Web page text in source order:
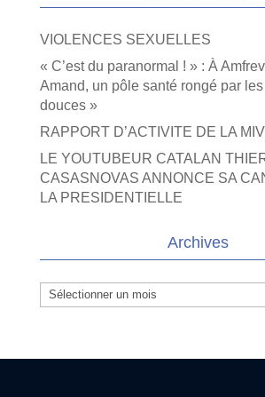
VIOLENCES SEXUELLES
« C’est du paranormal ! » : À
Amand, un pôle santé rongé par
douces »
RAPPORT D’ACTIVITE DE LA
LE YOUTUBEUR CATALAN
CASASNOVAS ANNONCE SA
LA PRESIDENTIELLE
Archives
Archives